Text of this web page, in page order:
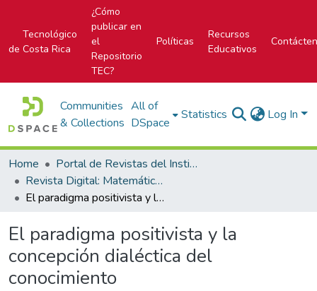
Tecnológico
de Costa Rica
¿Cómo
publicar en
el
Repositorio
TEC?
Políticas
Recursos
Educativos
Communities
& Collections
All of
DSpace
Statistics Log In
Home
Portal de Revistas del Instituto Tecnológico de Costa Rica
Revista Digital: Matemática, Educación e Internet
El paradigma positivista y la concepción dialéctica del conocimiento
El paradigma positivista y la
concepción dialéctica del
conocimiento